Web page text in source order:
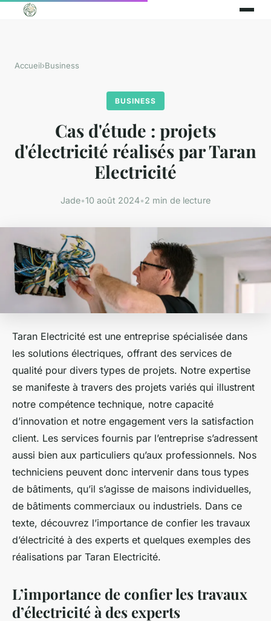
Accueil›Business
BUSINESS
Cas d'étude : projets
d'électricité réalisés par Taran
Electricité
Jade•10 août 2024•2 min de lecture
Taran Electricité est une entreprise spécialisée dans
les solutions électriques, offrant des services de
qualité pour divers types de projets. Notre expertise
se manifeste à travers des projets variés qui illustrent
notre compétence technique, notre capacité
d’innovation et notre engagement vers la satisfaction
client. Les services fournis par l’entreprise s’adressent
aussi bien aux particuliers qu’aux professionnels. Nos
techniciens peuvent donc intervenir dans tous types
de bâtiments, qu’il s’agisse de maisons individuelles,
de bâtiments commerciaux ou industriels. Dans ce
texte, découvrez l’importance de confier les travaux
d’électricité à des experts et quelques exemples des
réalisations par Taran Electricité.
L’importance de confier les travaux
d’électricité à des experts